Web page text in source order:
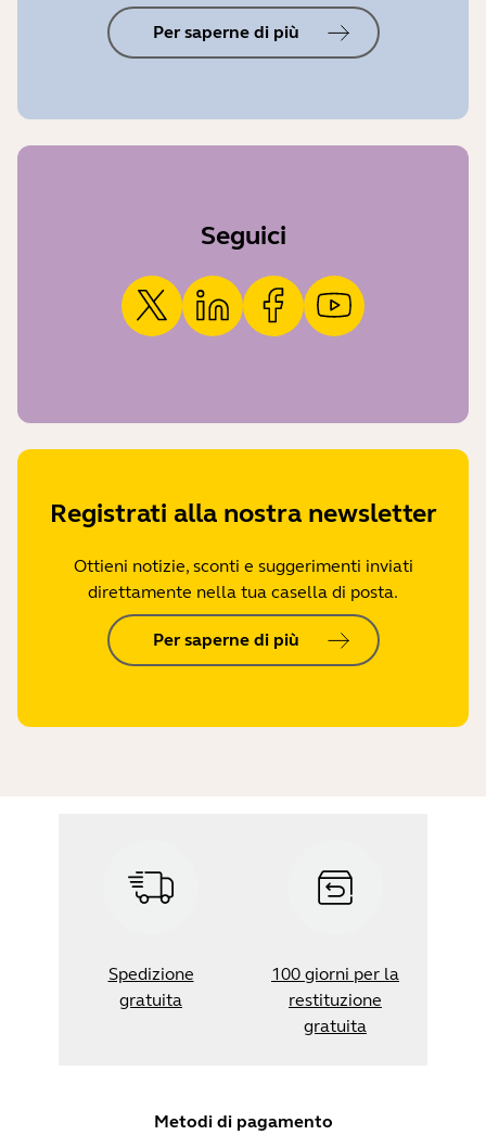
Per saperne di più
Seguici
Registrati alla nostra newsletter
Ottieni notizie, sconti e suggerimenti inviati
direttamente nella tua casella di posta.
Per saperne di più
Spedizione
gratuita
100 giorni per la
restituzione
gratuita
Metodi di pagamento